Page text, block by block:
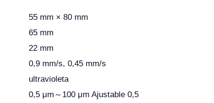
55 mm × 80 mm
65 mm
22 mm
0,9 mm/s, 0,45 mm/s
ultravioleta
0,5 μm～100 μm Ajustable 0,5